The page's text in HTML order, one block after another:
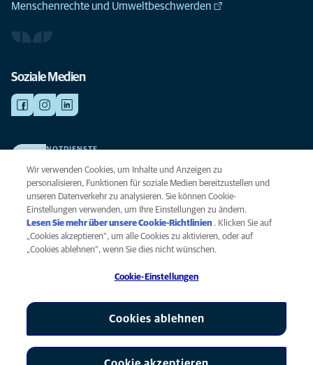
Menschenrechte und Umweltbeschwerden
Soziale Medien
NOTDIENSTE
beste Versorgung verdient.
Datenschutz
Legal
Hinweis zu Cookies
AniCura ist eine Tochtergesellschaft von Mars, Inc © 2026
Wir verwenden Cookies, um Inhalte und Anzeigen zu
personalisieren, Funktionen für soziale Medien bereitzustellen und
unseren Datenverkehr zu analysieren. Sie können Cookie-
Einstellungen verwenden, um Ihre Einstellungen zu ändern.
Lesen Sie mehr über unsere Cookie-Richtlinien (opens in a new
tab)
. Klicken Sie auf
„Cookies akzeptieren“, um alle Cookies zu aktivieren, oder auf
„Cookies ablehnen“, wenn Sie dies nicht wünschen.
Cookie-Einstellungen
Cookies ablehnen